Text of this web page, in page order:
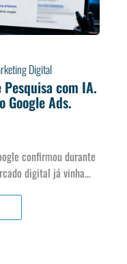
Digital
com IA.
Google Ads.
confirmou durante
digital já vinha…